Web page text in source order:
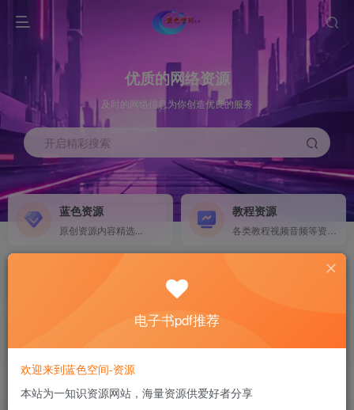
优质的网络资源
及时的网络信息为你创造优良的服务
开启精彩搜索
蓝色资源
原创资源内容精选...
教程资源
计算机 移动设备 软件下载....
电子书籍下载...
首页 AI技术 正文
电子书pdf推荐
欢迎来到蓝色空间-资源
本站为一知识资源网站，海量资源供爱好者分享